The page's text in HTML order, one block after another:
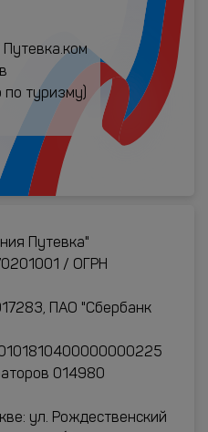
туризму)
Путевка"
/ ОГРН
ПАО "Сбербанк
014980
ул. Рождественский